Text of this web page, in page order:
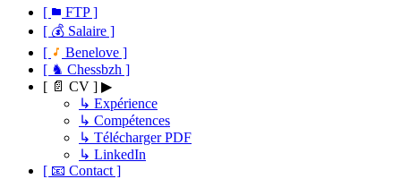
[
FTP ]
[ 💰 Salaire ]
[
Benelove ]
[ ♞ Chessbzh ]
[ 📄 CV ] ▶
↳ Expérience
↳ Compétences
↳ Télécharger PDF
↳ LinkedIn
[ 📧 Contact ]